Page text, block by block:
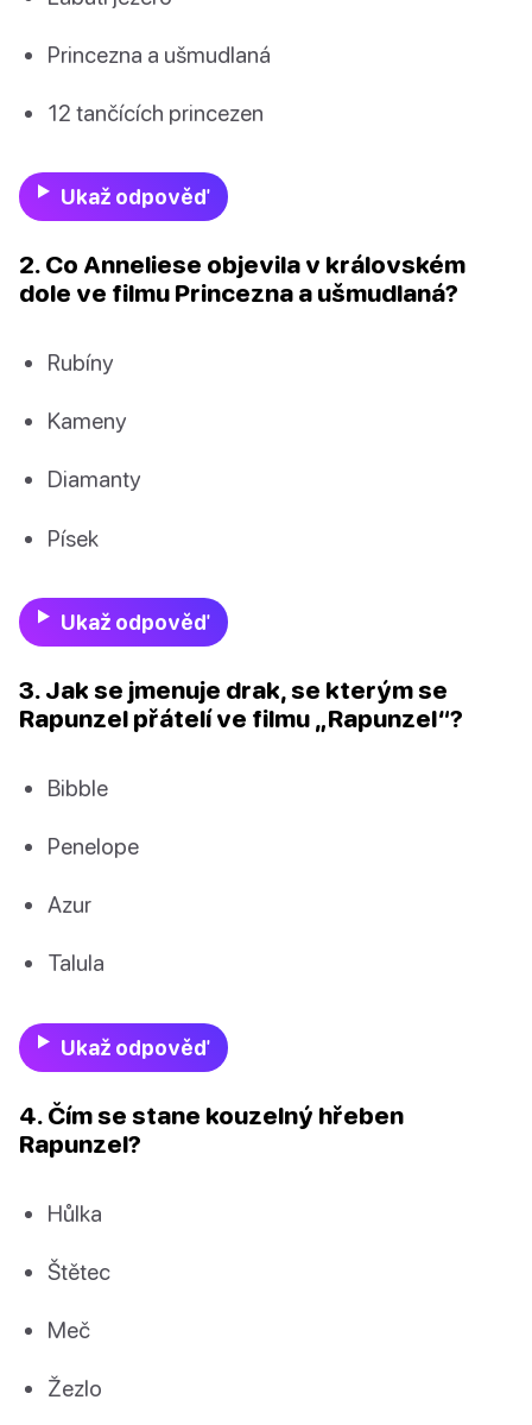
Princezna a ušmudlaná
12 tančících princezen
Ukaž odpověď
2. Co Anneliese objevila v královském
dole ve filmu Princezna a ušmudlaná?
Rubíny
Kameny
Diamanty
Písek
Ukaž odpověď
3. Jak se jmenuje drak, se kterým se
Rapunzel přátelí ve filmu „Rapunzel“?
Bibble
Penelope
Azur
Talula
Ukaž odpověď
4. Čím se stane kouzelný hřeben
Rapunzel?
Hůlka
Štětec
Meč
Žezlo